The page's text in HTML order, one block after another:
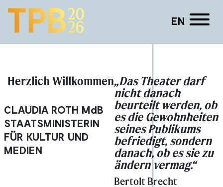
EN
Hendrik Frobel
Herzlich Willkommen
CLAUDIA ROTH MdB
STAATSMINISTERIN
FÜR KULTUR UND
MEDIEN
„Das Theater darf
nicht danach
beurteilt werden, ob
es die Gewohnheiten
seines Publikums
befriedigt, sondern
danach, ob es sie zu
ändern vermag.“
Bertolt Brecht